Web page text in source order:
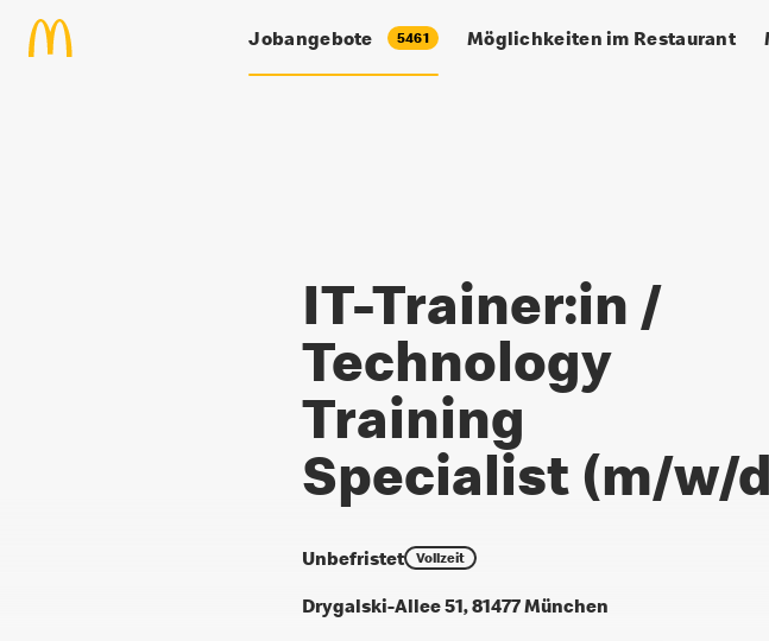
Zum Hauptinhalt springenJobangebote 5461 Möglichkeiten im Restaurant
IT-Trainer:in /
Technology
Training
Specialist (m/w/
Unbefristet Vollzeit
Drygalski-Allee 51, 81477 München